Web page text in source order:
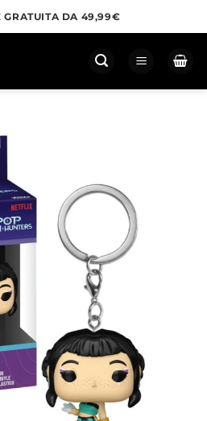
GRATUITA DA 49,99€